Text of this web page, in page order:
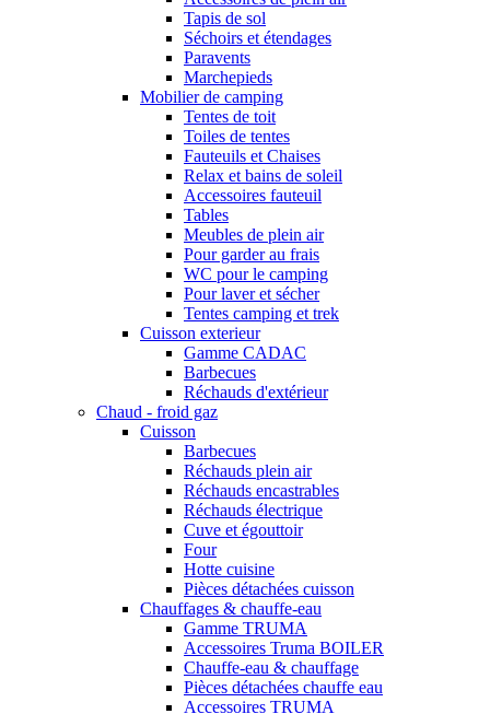
Tapis de sol
Séchoirs et étendages
Paravents
Marchepieds
Mobilier de camping
Tentes de toit
Toiles de tentes
Fauteuils et Chaises
Relax et bains de soleil
Accessoires fauteuil
Tables
Meubles de plein air
Pour garder au frais
WC pour le camping
Pour laver et sécher
Tentes camping et trek
Cuisson exterieur
Gamme CADAC
Barbecues
Réchauds d'extérieur
Chaud - froid gaz
Cuisson
Barbecues
Réchauds plein air
Réchauds encastrables
Réchauds électrique
Cuve et égouttoir
Four
Hotte cuisine
Pièces détachées cuisson
Chauffages & chauffe-eau
Gamme TRUMA
Accessoires Truma BOILER
Chauffe-eau & chauffage
Pièces détachées chauffe eau
Accessoires TRUMA